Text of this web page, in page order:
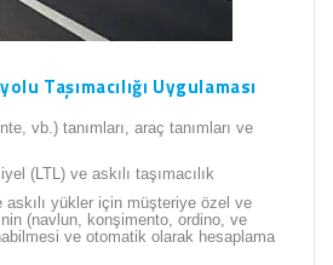
Taşımacılığı Uygulaması
vb.) tanımları, araç tanımları ve
(LTL) ve askılı taşımacılık
askılı yükler için müşteriye özel ve
(navlun, konşimento, ordino, ve
ve otomatik olarak hesaplama